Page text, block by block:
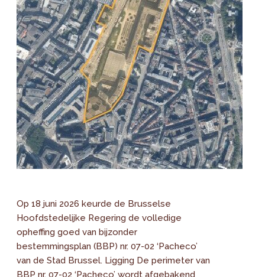
Op 18 juni 2026 keurde de Brusselse
Hoofdstedelijke Regering de volledige
opheffing goed van bijzonder
bestemmingsplan (BBP) nr. 07-02 ‘Pacheco’
van de Stad Brussel. Ligging De perimeter van
BBP nr. 07-02 ‘Pacheco’ wordt afgebakend